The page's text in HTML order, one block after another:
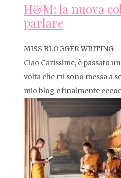
H&M: la nuova
parlare
MISS BLOGGER WRITING
Ciao Carissime, è passato
volta che mi sono messa a
mio blog e finalmente